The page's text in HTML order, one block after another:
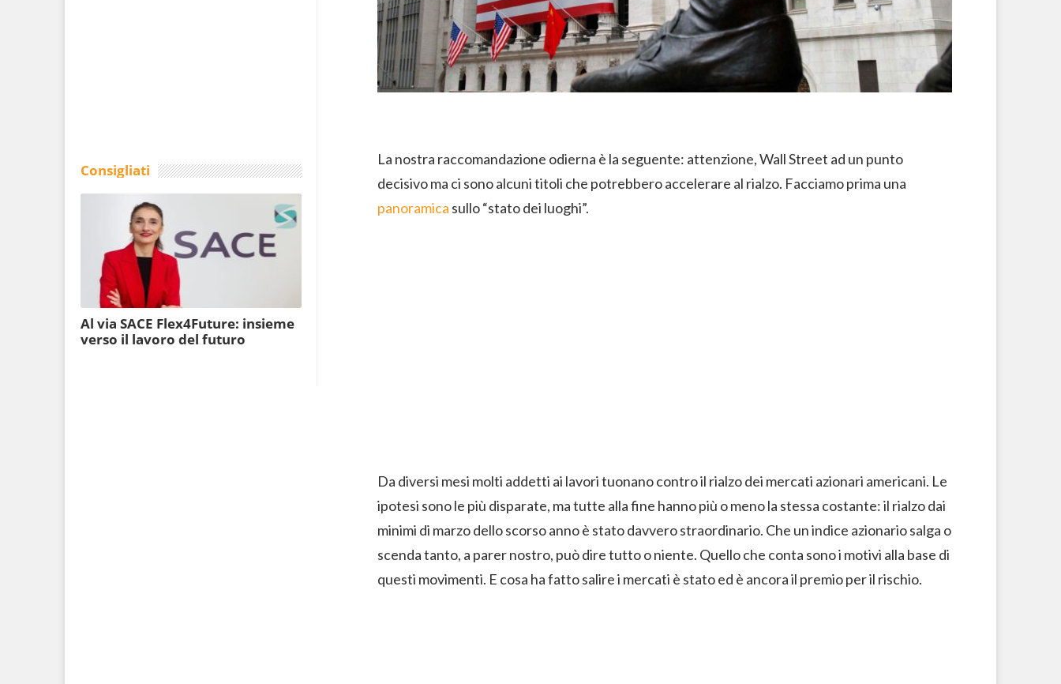
La nostra raccomandazione odierna è la seguente: attenzione, Wall Street ad un punto
decisivo ma ci sono alcuni titoli che potrebbero accelerare al rialzo. Facciamo prima una
panoramica sullo “stato dei luoghi”.
Da diversi mesi molti addetti ai lavori tuonano contro il rialzo dei mercati azionari americani. Le
ipotesi sono le più disparate, ma tutte alla fine hanno più o meno la stessa costante: il rialzo dai
minimi di marzo dello scorso anno è stato davvero straordinario. Che un indice azionario salga o
scenda tanto, a parer nostro, può dire tutto o niente. Quello che conta sono i motivi alla base di
questi movimenti. E cosa ha fatto salire i mercati è stato ed è ancora il premio per il rischio.
Consigliati
Al via SACE Flex4Future: insieme
verso il lavoro del futuro